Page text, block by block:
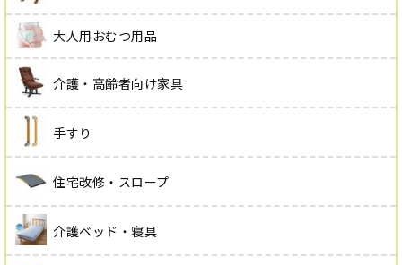
大人用おむつ用品
介護・高齢者向け家具
手すり
住宅改修・スロープ
介護ベッド・寝具